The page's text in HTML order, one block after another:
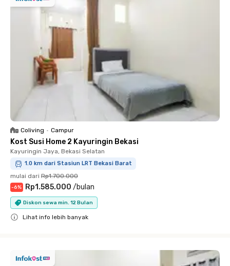
Coliving • Campur
Kost Susi Home 2 Kayuringin Bekasi
Kayuringin Jaya, Bekasi Selatan
1.0 km dari Stasiun LRT Bekasi Barat
mulai dari Rp1.700.000
-6% Rp1.585.000 /bulan
Diskon sewa min. 12 Bulan
Lihat info lebih banyak